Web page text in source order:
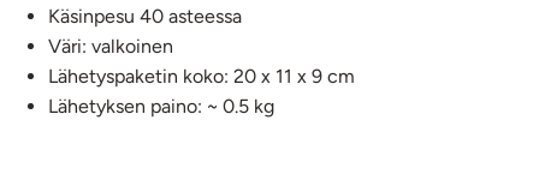
Käsinpesu 40 asteessa
Väri: valkoinen
Lähetyspaketin koko: 20 x 11 x 9 cm
Lähetyksen paino: ~ 0.5 kg